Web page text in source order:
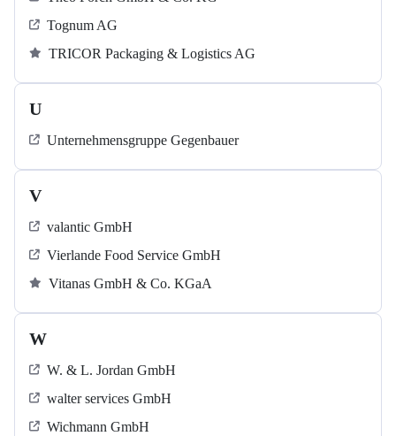
Tognum AG
TRICOR Packaging & Logistics AG
U
Unternehmensgruppe Gegenbauer
V
valantic GmbH
Vierlande Food Service GmbH
Vitanas GmbH & Co. KGaA
W
W. & L. Jordan GmbH
walter services GmbH
Wichmann GmbH